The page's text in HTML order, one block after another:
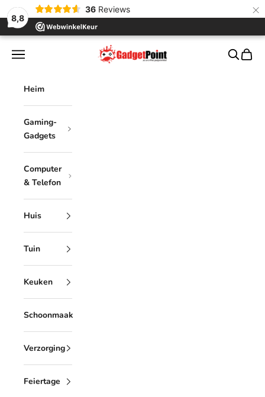
8,8
36 Reviews ×
Zum Inhalt springen
Gadgetpoint
Menü Suchen
Heim
Gaming-
Gadgets
Computer
& Telefon
Huis
Tuin
Keuken
Schoonmaak
Verzorging
Feiertage